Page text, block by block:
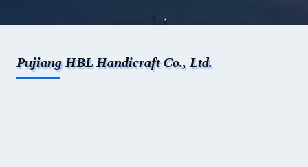
Pujiang HBL Handicraft Co., Ltd.